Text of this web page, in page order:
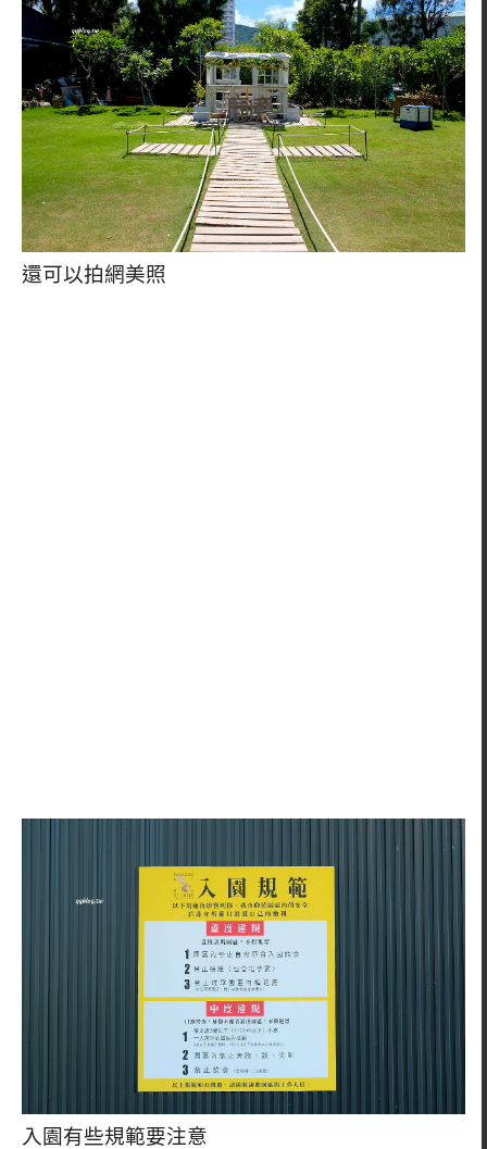
還可以拍網美照
入園有些規範要注意